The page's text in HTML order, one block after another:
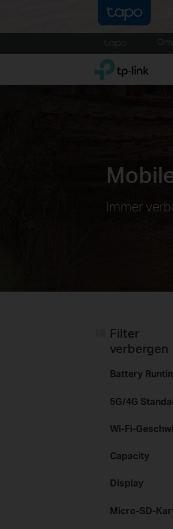
to
TP-Link, Reliably
Immer
Filter
verbergen
Battery
5G/4G
Wi-Fi-
Capacity
Display
Micro-SD-